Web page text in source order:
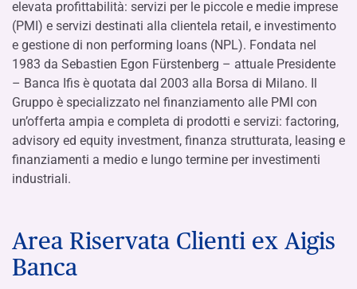
elevata profittabilità: servizi per le piccole e medie imprese
(PMI) e servizi destinati alla clientela retail, e investimento
e gestione di non performing loans (NPL). Fondata nel
1983 da Sebastien Egon Fürstenberg – attuale Presidente
– Banca Ifis è quotata dal 2003 alla Borsa di Milano. Il
Gruppo è specializzato nel finanziamento alle PMI con
un’offerta ampia e completa di prodotti e servizi: factoring,
advisory ed equity investment, finanza strutturata, leasing e
finanziamenti a medio e lungo termine per investimenti
industriali.
Area Riservata Clienti ex Aigis
Banca